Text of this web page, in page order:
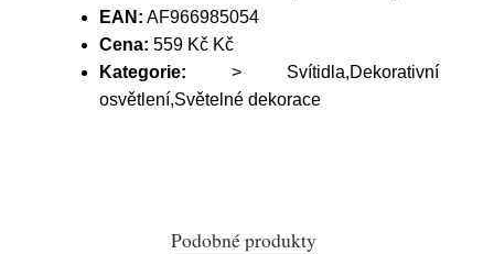
EAN: AF966985054
Cena: 559 Kč Kč
Kategorie: > Svítidla,Dekorativní
osvětlení,Světelné dekorace
Podobné produkty